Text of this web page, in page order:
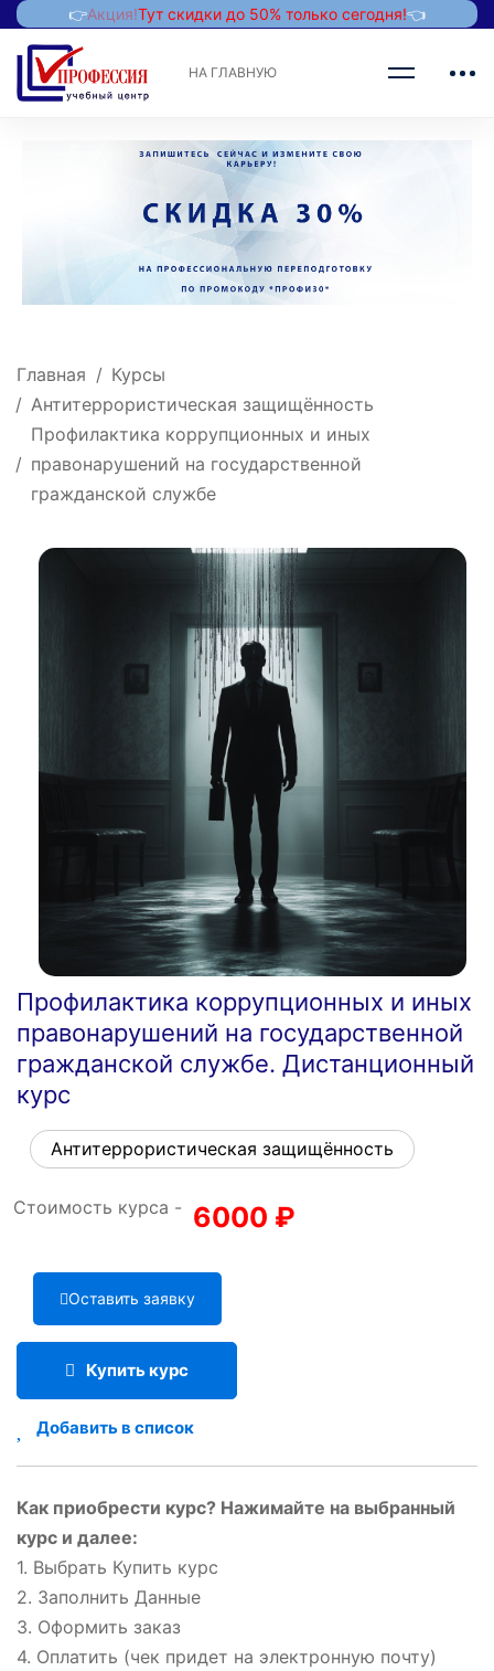
👉Акция!Тут скидки до 50% только сегодня!👈
НА ГЛАВНУЮ
Главная
Курсы
Антитеррористическая защищённость
Профилактика коррупционных и иных
правонарушений на государственной
гражданской службе
Профилактика коррупционных и иных
правонарушений на государственной
гражданской службе. Дистанционный
курс
Антитеррористическая защищённость
Стоимость курса - 6000 ₽
Оставить заявку
Купить курс
Добавить в список
Как приобрести курс? Нажимайте на выбранный
курс и далее:
1. Выбрать Купить курс
2. Заполнить Данные
3. Оформить заказ
4. Оплатить (чек придет на электронную почту)